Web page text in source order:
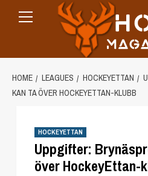
Menu
HOME LEAGUES HOCKEYETTAN
KAN TA ÖVER HOCKEYETTAN-KLUBB
HOCKEYETTAN
Uppgifter:
över HockeyEttan-